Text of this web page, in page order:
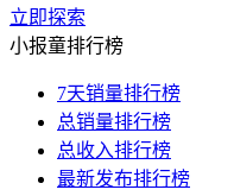
立即探索
小报童排行榜
7天销量排行榜
总销量排行榜
总收入排行榜
最新发布排行榜